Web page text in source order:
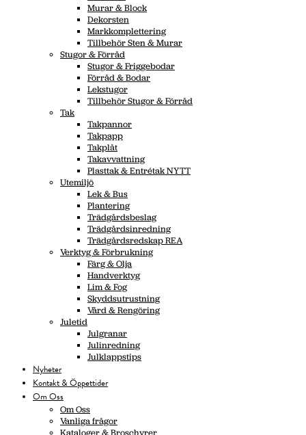
Murar & Block
Dekorsten
Markkomplettering
Tillbehör Sten & Murar
Stugor & Förråd
Stugor & Friggebodar
Förråd & Bodar
Lekstugor
Tillbehör Stugor & Förråd
Tak
Takpannor
Takpapp
Takplåt
Takavvattning
Plasttak & Entrétak NYTT
Utemiljö
Lek & Bus
Plantering
Trädgårdsbeslag
Trädgårdsinredning
Trädgårdsredskap REA
Verktyg & Förbrukning
Färg & Olja
Handverktyg
Lim & Fog
Skyddsutrustning
Vård & Rengöring
Juletid
Julgranar
Julinredning
Julklappstips
Nyheter
Kontakt & Öppettider
Om Oss
Om Oss
Vanliga frågor
Kataloger & Broschyrer